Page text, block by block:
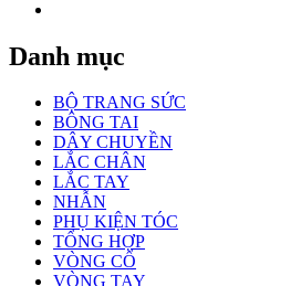
Danh mục
BỘ TRANG SỨC
BÔNG TAI
DÂY CHUYỀN
LẮC CHÂN
LẮC TAY
NHẪN
PHỤ KIỆN TÓC
TỔNG HỢP
VÒNG CỔ
VÒNG TAY